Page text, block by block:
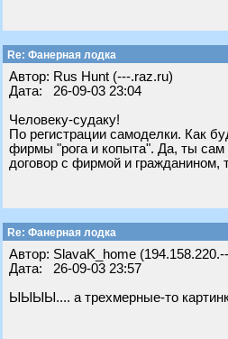
Re: Фанерная лодка
Автор: Rus Hunt (---.raz.ru)
Дата: 26-09-03 23:04
Человеку-судаку!
По регистрации самоделки. Как
фирмы "рога и копыта". Да, ты сам
договор с фирмой и гражданином,
Re: Фанерная лодка
Автор: SlavaK_home
Дата: 26-09-03 23:57
ЫЫЫЫ.... а трехмерные-то